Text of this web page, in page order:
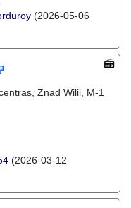
(2026-05-06
Znad Wilii, M-1
(2026-03-12